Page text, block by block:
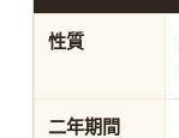
性質
二年期間